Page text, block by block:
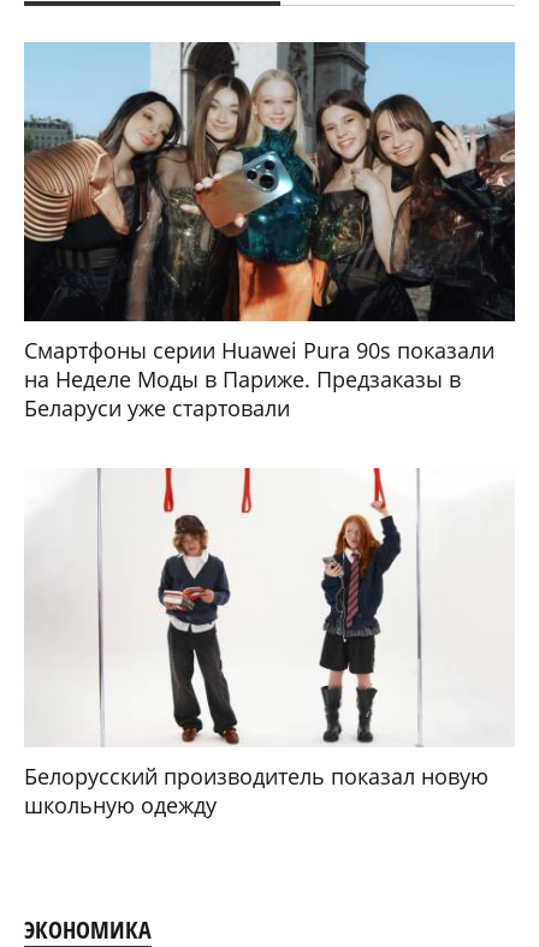
Смартфоны серии Huawei Pura 90s показали
на Неделе Моды в Париже. Предзаказы в
Беларуси уже стартовали
Белорусский производитель показал новую
школьную одежду
ЭКОНОМИКА